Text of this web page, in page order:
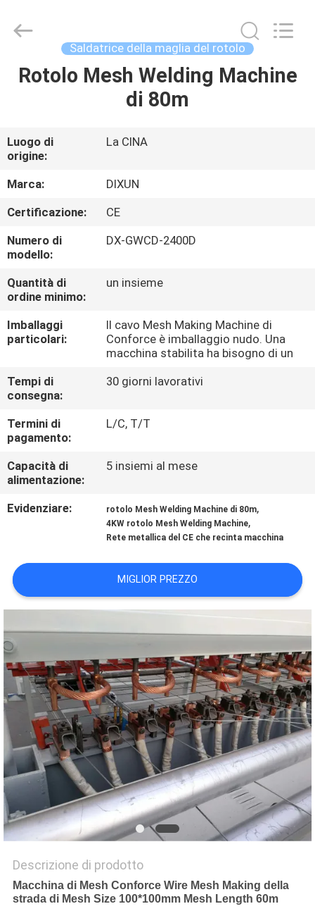
CASA
MANIFESTAZIONE
DI
VR
CIRCA
NOI
GIRO
DELLA
FABBRICA
CONTROLLO
DI
QUALITÀ
CONTATTICI
RICHIEDA
CITAZIONE
MAPPA
DEL
SITO
PRIVACY
POLICY
Mesh
Products
Reserved.
Saldatrice della maglia del rotolo
Rotolo Mesh Welding Machine
di 80m
Luogo di
origine:
La CINA
Marca:
DIXUN
Certificazione:
CE
Numero di
modello:
DX-GWCD-2400D
Quantità di
ordine minimo:
un insieme
Imballaggi
particolari:
Il cavo Mesh Making Machine di
Conforce è imballaggio nudo. Una
macchina stabilita ha bisogno di un
Tempi di
consegna:
30 giorni lavorativi
Termini di
pagamento:
L/C, T/T
Capacità di
alimentazione:
5 insiemi al mese
Evidenziare: rotolo Mesh Welding Machine di 80m,
4KW rotolo Mesh Welding Machine,
Rete metallica del CE che recinta macchina
MIGLIOR PREZZO
Descrizione di prodotto
Macchina di Mesh Conforce Wire Mesh Making della
strada di Mesh Size 100*100mm Mesh Length 60m